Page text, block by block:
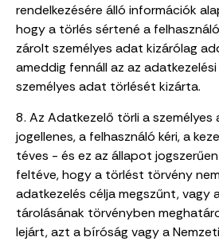
rendelkezésére álló információk
hogy a törlés sértené a
zárolt személyes adat kizárólag
ameddig fennáll az az
személyes adat törlését kizárta.
8. Az Adatkezelő törli a személyes
jogellenes, a felhasználó kéri, a
téves - és ez az állapot
feltéve, hogy a törlést törvény
adatkezelés célja megszűnt, vagy
tárolásának törvényben
lejárt, azt a bíróság vagy a